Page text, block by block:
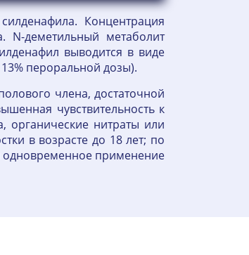
Концентрация
N-деметильный метаболит
выводится в виде
пероральной дозы).
члена, достаточной
чувствительность к
органические нитраты или
в возрасте до 18 лет; по
одновременное применение